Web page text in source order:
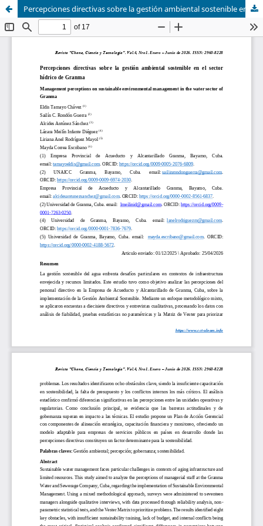
Percepciones directivas sobre la gestión ambiental sostenible en el sector hídrico de Granma